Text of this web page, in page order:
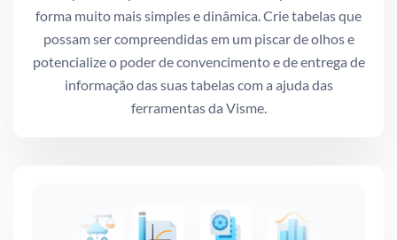
forma muito mais simples e dinâmica. Crie tabelas que
possam ser compreendidas em um piscar de olhos e
potencialize o poder de convencimento e de entrega de
informação das suas tabelas com a ajuda das
ferramentas da Visme.